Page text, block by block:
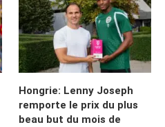
Hongrie: Lenny Joseph
remporte le prix du plus
beau but du mois de